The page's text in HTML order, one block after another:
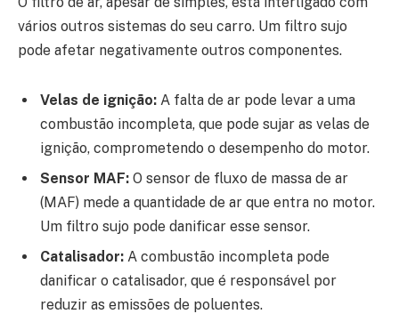
vários outros sistemas do seu carro. Um filtro sujo
pode afetar negativamente outros componentes.
Velas de ignição: A falta de ar pode levar a uma
combustão incompleta, que pode sujar as velas de
ignição, comprometendo o desempenho do motor.
Sensor MAF: O sensor de fluxo de massa de ar
(MAF) mede a quantidade de ar que entra no motor.
Um filtro sujo pode danificar esse sensor.
Catalisador: A combustão incompleta pode
danificar o catalisador, que é responsável por
reduzir as emissões de poluentes.